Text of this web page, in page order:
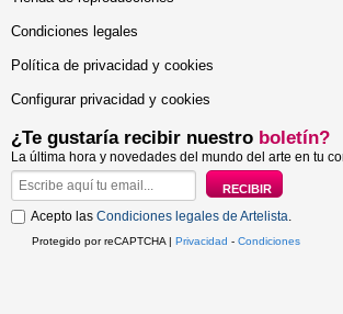
Condiciones legales
Política de privacidad y cookies
Configurar privacidad y cookies
¿Te gustaría recibir nuestro boletín?
La última hora y novedades del mundo del arte en tu
Acepto las Condiciones legales de Artelista.
Protegido por reCAPTCHA | Privacidad - Condiciones